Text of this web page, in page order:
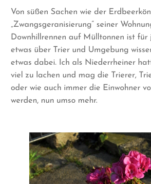
Von süßen Sachen wie der
„Zwangsgeranisierung“ seiner
Downhillrennen auf Mülltonnen ist für
etwas über Trier und Umgebung
etwas dabei. Ich als Niederrheiner
viel zu lachen und mag die Trierer,
oder wie auch immer die Einwohner
werden, nun umso mehr.